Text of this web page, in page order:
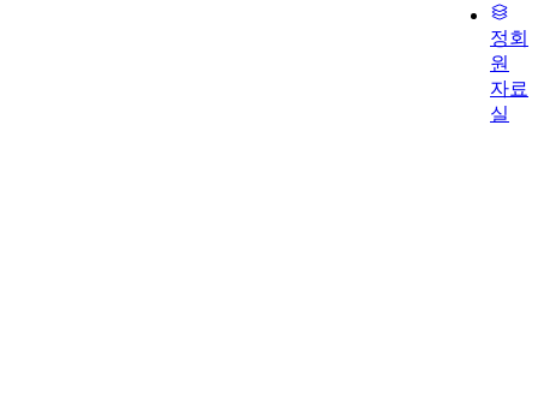
정회
원
자료
실